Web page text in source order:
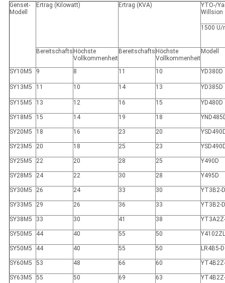
Genset-
Modell
Ertrag (Kilowatt) Ertrag (KVA)
YTO-/
Willsion
1500 U/
Bereitschafts Höchste
Vollkommenheit
Bereitschafts Höchste
Vollkommenheit
Modell
SY10M5 9 8 11 10 YD380D
SY13M5 11 10 14 13 YD385D
SY15M5 13 12 16 15 YD480D
SY18M5 15 14 19 18
SY20M5 18 16 23 20
SY23M5 20 18 25 23
SY25M5 22 20 28 25 Y490D
SY28M5 24 22 30 28 Y495D
SY30M5 26 24 33 30 YT3B2-D
SY33M5 29 26 36 33 YT3B2-D
SY38M5 33 30 41 38
SY50M5 44 40 55 50
SY50M5 44 40 55 50 LR4B5-D
SY60M5 53 48 66 60
SY63M5 55 50 69 63